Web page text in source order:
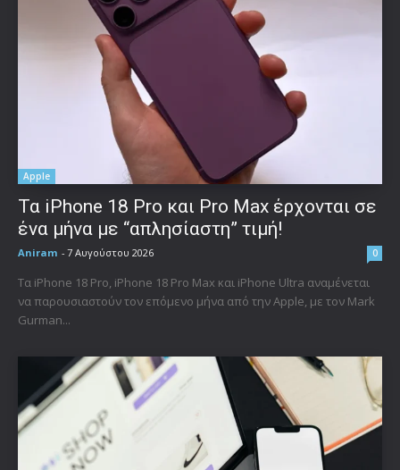
Apple
Τα iPhone 18 Pro και Pro Max έρχονται σε
ένα μήνα με “απλησίαστη” τιμή!
Aniram - 7 Αυγούστου 2026 0
Τα iPhone 18 Pro, iPhone 18 Pro Max και iPhone Ultra αναμένεται
να παρουσιαστούν τον επόμενο μήνα από την Apple, με τον Mark
Gurman...